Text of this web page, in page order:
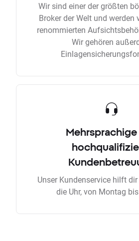
Wir sind einer der größten
Broker der Welt und werden
renommierten
Wir gehören
Mehrsprachige
Unser Kundenservice hilft
die Uhr, von Montag